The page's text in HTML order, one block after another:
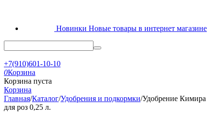
Новинки Новые товары в интернет магазине
+7(910)601-10-10
0Корзина
Корзина пуста
Корзина
Главная/Каталог/Удобрения и подкормки/Удобрение Кимира
для роз 0,25 л.